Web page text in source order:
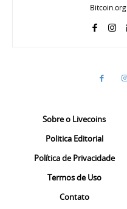
Bitcoin.org
Sobre o Livecoins
Politica Editorial
Política de Privacidade
Termos de Uso
Contato